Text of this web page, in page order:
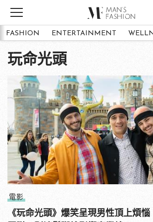
FASHION ENTERTAINMENT
玩命光頭
電影
《玩命光頭》爆笑呈現男性頂上煩